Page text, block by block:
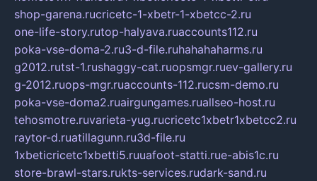
shop-garena.rucricetc-1-xbetr-1-xbetcc-2.ru
one-life-story.rutop-halyava.ruaccounts112.ru
poka-vse-doma-2.ru3-d-file.ruhahahaharms.ru
g2012.rutst-1.rushaggy-cat.ruopsmgr.ruev-gallery.ru
g-2012.ruops-mgr.ruaccounts-112.rucsm-demo.ru
poka-vse-doma2.ruairgungames.ruallseo-host.ru
tehosmotre.ruvarieta-yug.rucricetc1xbetr1xbetcc2.ru
raytor-d.ruatillagunn.ru3d-file.ru
1xbeticricetc1xbetti5.ruuafoot-statti.rue-abis1c.ru
store-brawl-stars.rukts-services.rudark-sand.ru